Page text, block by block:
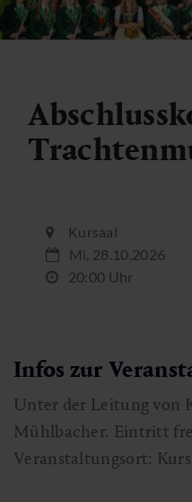
Kursaal
Mi, 28.10.2026
20:00 Uhr
Infos zur
Unter der Leitung von
Mühlbacher. Eintritt
Veranstaltungsort: